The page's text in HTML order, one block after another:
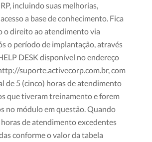
incluindo suas melhorias,
a base de conhecimento. Fica
o direito ao atendimento via
o período de implantação, através
DESK disponível no endereço
suporte.activecorp.com.br, com
de 5 (cinco) horas de atendimento
que tiveram treinamento e forem
no módulo em questão. Quando
horas de atendimento excedentes
conforme o valor da tabela